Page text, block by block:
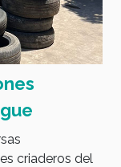
criaderos del